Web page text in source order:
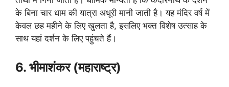
के बिना चार धाम की यात्रा अधूरी मानी जाती है। यह मंदिर वर्ष में
केवल छह महीने के लिए खुलता है, इसलिए भक्त विशेष उत्साह के
साथ यहां दर्शन के लिए पहुंचते हैं।
6. भीमाशंकर (महाराष्ट्र)